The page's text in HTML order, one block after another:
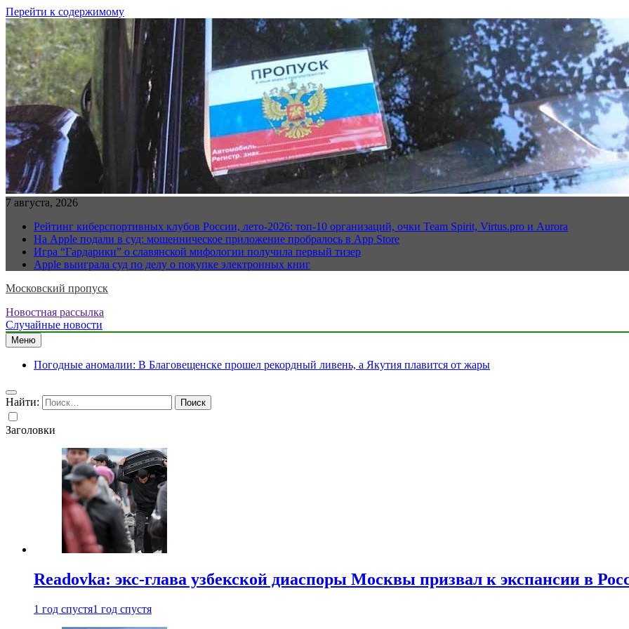
Перейти к содержимому
7 августа, 2026
Рейтинг киберспортивных клубов России, лето-2026: топ-10 организаций, очки Team Spirit, Virtus.pro и Aurora
На Apple подали в суд: мошенническое приложение пробралось в App Store
Игра “Гардарики” о славянской мифологии получила первый тизер
Apple выиграла суд по делу о покупке электронных книг
Московский пропуск
Новостная рассылка
Случайные новости
Меню
Погодные аномалии: В Благовещенске прошел рекордный ливень, а Якутия плавится от жары
Найти:
Заголовки
Readovka: экс-глава узбекской диаспоры Москвы призвал к экспансии в
1 год спустя1 год спустя